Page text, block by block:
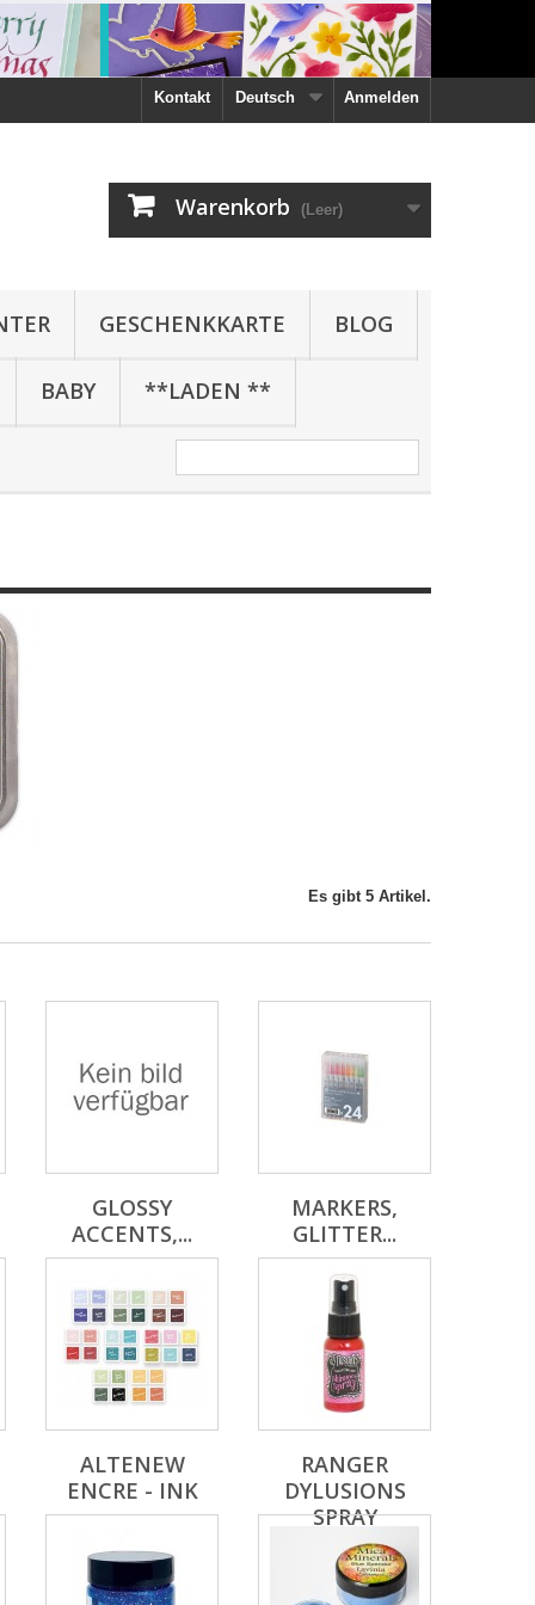
Anmelden
Deutsch
Kontakt
Warenkorb (Leer)
GESCHENKKARTE BLOG
BABY **LADEN **
Es gibt 5 Artikel.
GLOSSY
ACCENTS,...
MARKERS,
GLITTER...
ALTENEW
ENCRE - INK
RANGER
DYLUSIONS
SPRAY